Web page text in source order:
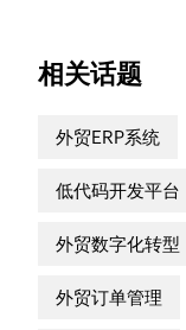
相关话题
外贸ERP系统
低代码开发平台
外贸数字化转型
外贸订单管理